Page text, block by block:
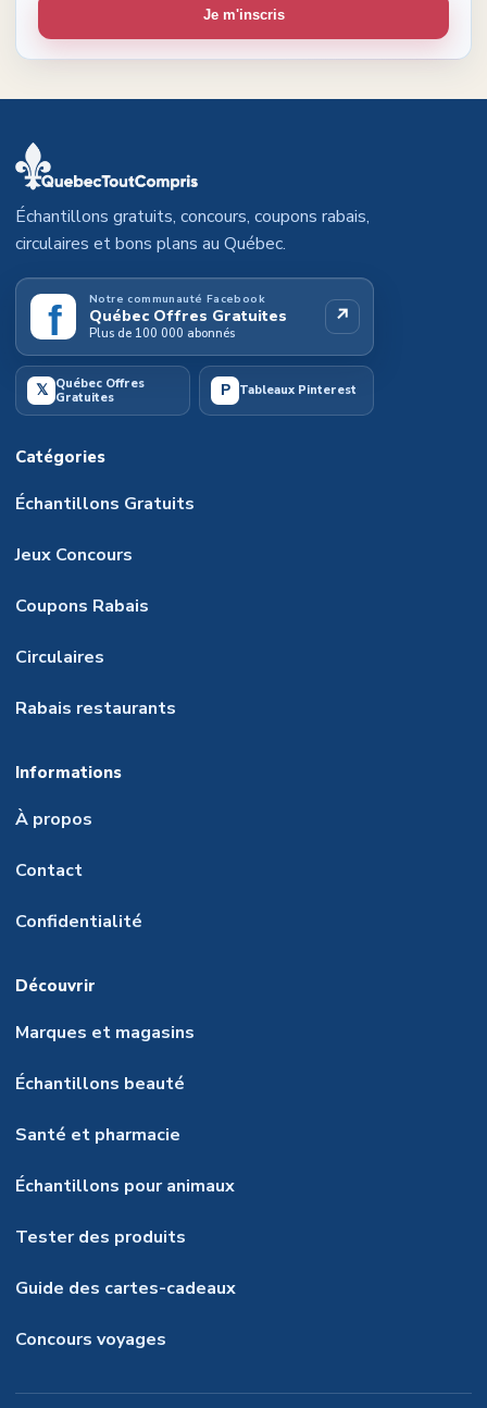
Je m'inscris
Échantillons gratuits, concours, coupons rabais,
circulaires et bons plans au Québec.
f Notre communauté Facebook
Québec Offres Gratuites
Plus de 100 000 abonnés
↗
𝕏 Québec Offres
Gratuites
P Tableaux Pinterest
Catégories
Échantillons Gratuits
Jeux Concours
Coupons Rabais
Circulaires
Rabais restaurants
Informations
À propos
Contact
Confidentialité
Découvrir
Marques et magasins
Échantillons beauté
Santé et pharmacie
Échantillons pour animaux
Tester des produits
Guide des cartes-cadeaux
Concours voyages